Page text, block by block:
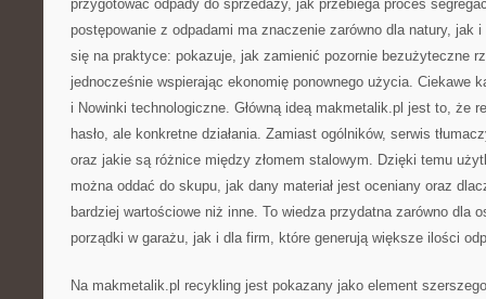
przygotować odpady do sprzedaży, jak przebiega proces
postępowanie z odpadami ma znaczenie zarówno dla natury, jak
się na praktyce: pokazuje, jak zamienić pozornie bezużyteczne
jednocześnie wspierając ekonomię ponownego użycia. Ciekawe
i Nowinki technologiczne. Główną ideą makmetalik.pl jest to, że
hasło, ale konkretne działania. Zamiast ogólników, serwis
oraz jakie są różnice między złomem stalowym. Dzięki temu
można oddać do skupu, jak dany materiał jest oceniany oraz
bardziej wartościowe niż inne. To wiedza przydatna zarówno dla
porządki w garażu, jak i dla firm, które generują większe ilości
Na makmetalik.pl recykling jest pokazany jako element